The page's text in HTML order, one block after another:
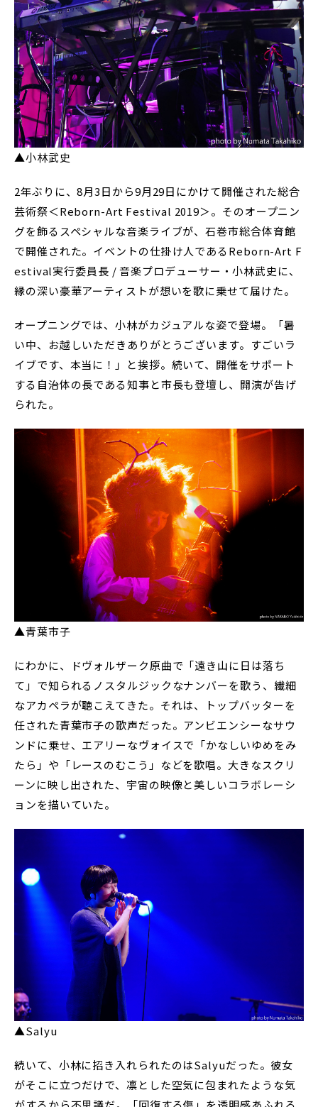
▲小林武史
2年ぶりに、8月3日から9月29日にかけて開催された総合
芸術祭＜Reborn-Art Festival 2019＞。そのオープニン
グを飾るスペシャルな音楽ライブが、石巻市総合体育館
で開催された。イベントの仕掛け人であるReborn-Art F
estival実行委員長 / 音楽プロデューサー・小林武史に、
縁の深い豪華アーティストが想いを歌に乗せて届けた。
オープニングでは、小林がカジュアルな姿で登場。「暑
い中、お越しいただきありがとうございます。すごいラ
イブです、本当に！」と挨拶。続いて、開催をサポート
する自治体の長である知事と市長も登壇し、開演が告げ
られた。
▲青葉市子
にわかに、ドヴォルザーク原曲で「遠き山に日は落ち
て」で知られるノスタルジックなナンバーを歌う、繊細
なアカペラが聴こえてきた。それは、トップバッターを
任された青葉市子の歌声だった。アンビエンシーなサウ
ンドに乗せ、エアリーなヴォイスで「かなしいゆめをみ
たら」や「レースのむこう」などを歌唱。大きなスクリ
ーンに映し出された、宇宙の映像と美しいコラボレーシ
ョンを描いていた。
▲Salyu
続いて、小林に招き入れられたのはSalyuだった。彼女
がそこに立つだけで、凛とした空気に包まれたような気